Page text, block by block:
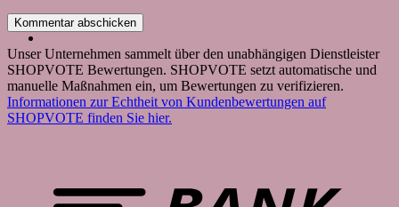
Unser Unternehmen sammelt über den unabhängigen Dienstleister
SHOPVOTE Bewertungen. SHOPVOTE setzt automatische und
manuelle Maßnahmen ein, um Bewertungen zu verifizieren.
Informationen zur Echtheit von Kundenbewertungen auf
SHOPVOTE finden Sie hier.